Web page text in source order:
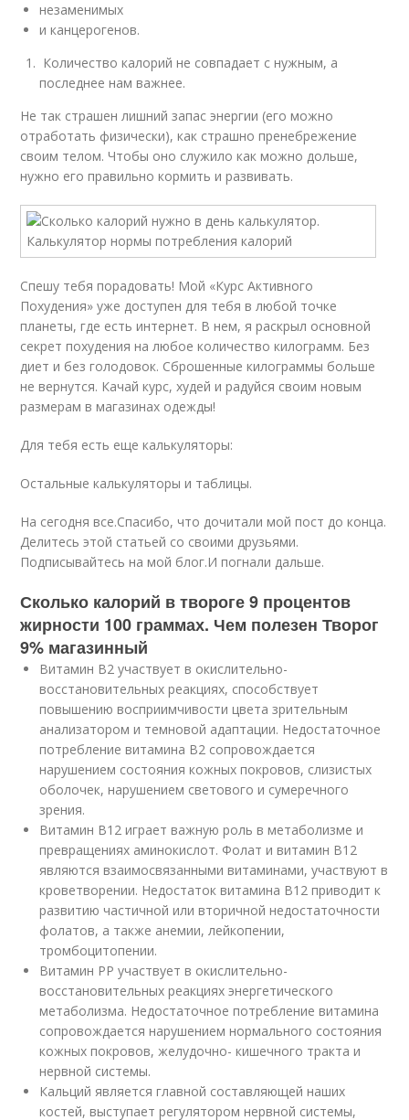
незаменимых
и канцерогенов.
Количество калорий не совпадает с нужным, а
последнее нам важнее.
Не так страшен лишний запас энергии (его можно
отработать физически), как страшно пренебрежение
своим телом. Чтобы оно служило как можно дольше,
нужно его правильно кормить и развивать.
Спешу тебя порадовать! Мой «Курс Активного
Похудения» уже доступен для тебя в любой точке
планеты, где есть интернет. В нем, я раскрыл основной
секрет похудения на любое количество килограмм. Без
диет и без голодовок. Сброшенные килограммы больше
не вернутся. Качай курс, худей и радуйся своим новым
размерам в магазинах одежды!
Для тебя есть еще калькуляторы:
Остальные калькуляторы и таблицы.
На сегодня все.Спасибо, что дочитали мой пост до конца.
Делитесь этой статьей со своими друзьями.
Подписывайтесь на мой блог.И погнали дальше.
Сколько калорий в твороге 9 процентов
жирности 100 граммах. Чем полезен Творог
9% магазинный
Витамин В2 участвует в окислительно-
восстановительных реакциях, способствует
повышению восприимчивости цвета зрительным
анализатором и темновой адаптации. Недостаточное
потребление витамина В2 сопровождается
нарушением состояния кожных покровов, слизистых
оболочек, нарушением светового и сумеречного
зрения.
Витамин В12 играет важную роль в метаболизме и
превращениях аминокислот. Фолат и витамин В12
являются взаимосвязанными витаминами, участвуют в
кроветворении. Недостаток витамина В12 приводит к
развитию частичной или вторичной недостаточности
фолатов, а также анемии, лейкопении,
тромбоцитопении.
Витамин РР участвует в окислительно-
восстановительных реакциях энергетического
метаболизма. Недостаточное потребление витамина
сопровождается нарушением нормального состояния
кожных покровов, желудочно- кишечного тракта и
нервной системы.
Кальций является главной составляющей наших
костей, выступает регулятором нервной системы,